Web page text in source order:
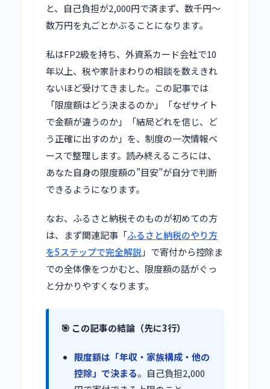
と、自己負担が2,000円で済まず、数千円〜
数万円を丸ごとかぶることになります。
私はFP2級を持ち、外資系カード会社で10
年以上、税や家計まわりの相談を数えきれ
ないほど受けてきました。この記事では
「限度額はどう決まるのか」「なぜサイト
で金額が違うのか」「結局どれを信じ、ど
う正確に出すのか」を、制度の一次情報ベ
ースで整理します。読み終えるころには、
あなた自身の限度額の”目安”が自分で判断
できるようになります。
なお、ふるさと納税そのものが初めての方
は、まず関連記事「ふるさと納税のやり方
を5ステップで完全解説」で寄付から控除ま
での全体像をつかむと、限度額の話がぐっ
と分かりやすくなります。
🎯 この記事の結論（先に3行）
限度額は「年収・家族構成・他の
控除」で決まる。自己負担2,000